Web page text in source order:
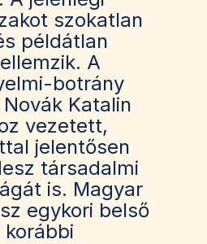
szokatlan
példátlan
A
botrány
Katalin
vezetett,
jelentősen
társadalmi
is. Magyar
egykori belső